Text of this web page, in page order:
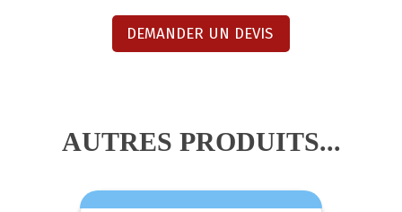
DEMANDER UN DEVIS
AUTRES PRODUITS...